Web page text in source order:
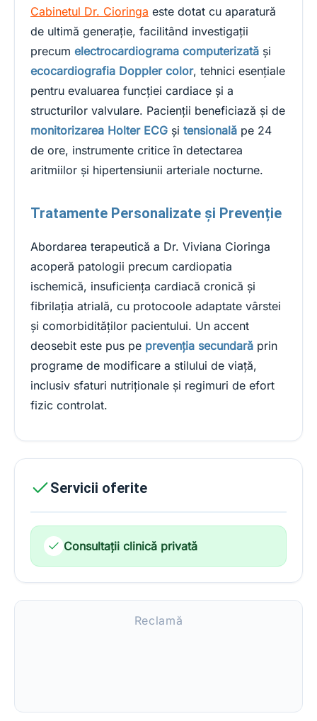
Cabinetul Dr. Cioringa este dotat cu aparatură
de ultimă generație, facilitând investigații
precum electrocardiograma computerizată și
ecocardiografia Doppler color, tehnici esențiale
pentru evaluarea funcției cardiace și a
structurilor valvulare. Pacienții beneficiază și de
monitorizarea Holter ECG și tensională pe 24
de ore, instrumente critice în detectarea
aritmiilor și hipertensiunii arteriale nocturne.
Tratamente Personalizate și Prevenție
Abordarea terapeutică a Dr. Viviana Cioringa
acoperă patologii precum cardiopatia
ischemică, insuficiența cardiacă cronică și
fibrilația atrială, cu protocoole adaptate vârstei
și comorbidităților pacientului. Un accent
deosebit este pus pe prevenția secundară prin
programe de modificare a stilului de viață,
inclusiv sfaturi nutriționale și regimuri de efort
fizic controlat.
Servicii oferite
Consultații clinică privată
Reclamă